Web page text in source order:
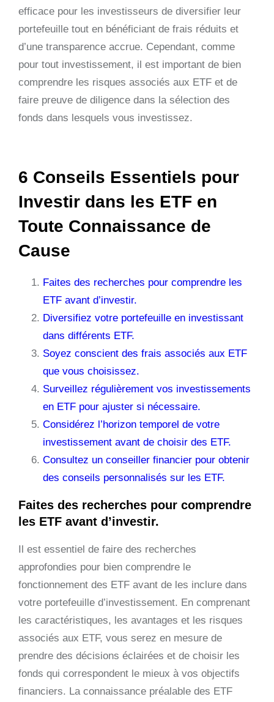
efficace pour les investisseurs de diversifier leur
portefeuille tout en bénéficiant de frais réduits et
d’une transparence accrue. Cependant, comme
pour tout investissement, il est important de bien
comprendre les risques associés aux ETF et de
faire preuve de diligence dans la sélection des
fonds dans lesquels vous investissez.
6 Conseils Essentiels pour
Investir dans les ETF en
Toute Connaissance de
Cause
Faites des recherches pour comprendre les
ETF avant d’investir.
Diversifiez votre portefeuille en investissant
dans différents ETF.
Soyez conscient des frais associés aux ETF
que vous choisissez.
Surveillez régulièrement vos investissements
en ETF pour ajuster si nécessaire.
Considérez l’horizon temporel de votre
investissement avant de choisir des ETF.
Consultez un conseiller financier pour obtenir
des conseils personnalisés sur les ETF.
Faites des recherches pour comprendre
les ETF avant d’investir.
Il est essentiel de faire des recherches
approfondies pour bien comprendre le
fonctionnement des ETF avant de les inclure dans
votre portefeuille d’investissement. En comprenant
les caractéristiques, les avantages et les risques
associés aux ETF, vous serez en mesure de
prendre des décisions éclairées et de choisir les
fonds qui correspondent le mieux à vos objectifs
financiers. La connaissance préalable des ETF